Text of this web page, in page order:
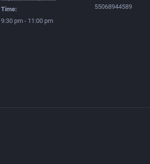
Time:
9:30 pm - 11:00 pm
55068944589